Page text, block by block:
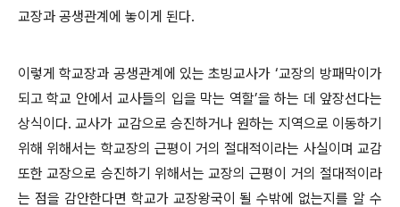
교장과 공생관계에 놓이게 된다.
이렇게 학교장과 공생관계에 있는 초빙교사가 ‘교장의 방패막이가
되고 학교 안에서 교사들의 입을 막는 역할’을 하는 데 앞장선다는
상식이다. 교사가 교감으로 승진하거나 원하는 지역으로 이동하기
위해 위해서는 학교장의 근평이 거의 절대적이라는 사실이며 교감
또한 교장으로 승진하기 위해서는 교장의 근평이 거의 절대적이라
는 점을 감안한다면 학교가 교장왕국이 될 수밖에 없는지를 알 수